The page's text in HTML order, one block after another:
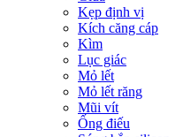
Kẹp định vị
Kích căng cáp
Kìm
Lục giác
Mỏ lết
Mỏ lết răng
Mũi vít
Ống điếu